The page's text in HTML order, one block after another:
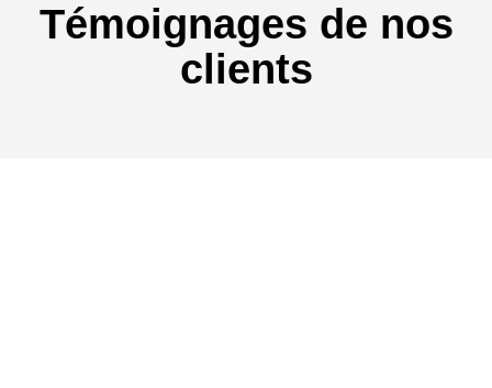
Témoignages de nos
clients